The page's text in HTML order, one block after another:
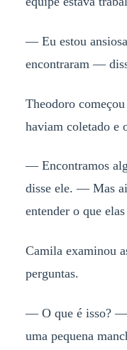
— Eu estou
encontraram —
Theodoro
haviam coletado e
— Encontramos
disse ele. — Mas
entender o que
Camila examinou
perguntas.
— O que é isso? —
uma pequena